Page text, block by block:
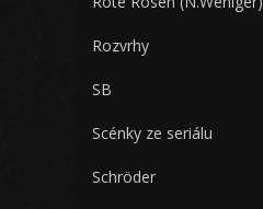
Rozvrhy
SB
Scénky ze seriálu
Schröder